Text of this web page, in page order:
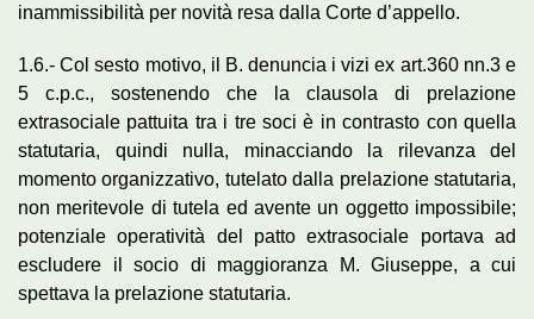
inammissibilità per novità resa dalla Corte d’appello.
1.6.- Col sesto motivo, il B. denuncia i vizi ex art.360 nn.3 e
5 c.p.c., sostenendo che la clausola di prelazione
extrasociale pattuita tra i tre soci è in contrasto con quella
statutaria, quindi nulla, minacciando la rilevanza del
momento organizzativo, tutelato dalla prelazione statutaria,
non meritevole di tutela ed avente un oggetto impossibile;
potenziale operatività del patto extrasociale portava ad
escludere il socio di maggioranza M. Giuseppe, a cui
spettava la prelazione statutaria.